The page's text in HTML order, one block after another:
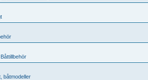
Båttillbehör
båtmodeller